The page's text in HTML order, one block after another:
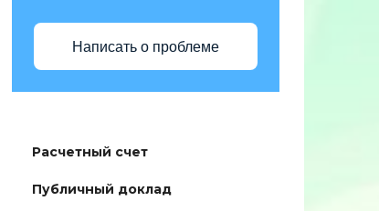
Написать о проблеме
Расчетный счет
Публичный доклад